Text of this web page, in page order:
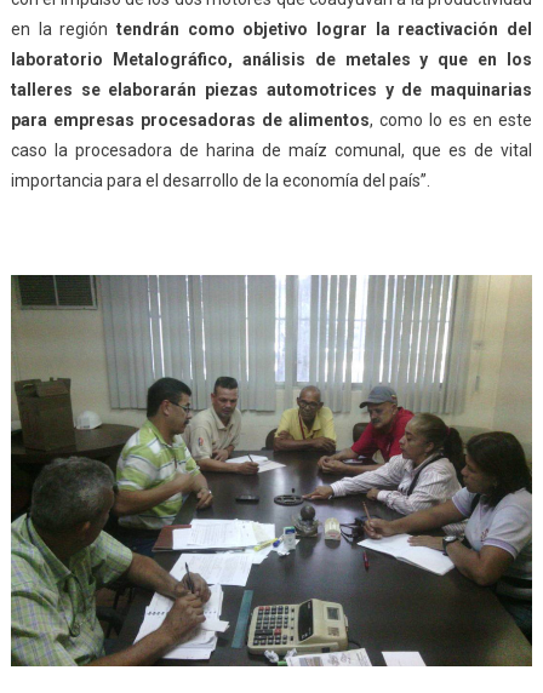
en la región tendrán como objetivo
lograr la reactivación del
laboratorio Metalográfico, análisis de metalesy que en los
talleres se elaborarán piezas automotrices y de maquinarias
para empresas procesadoras de alimentos, como lo es en este
caso la procesadora de harina de maíz comunal, que es de vital
importancia para el desarrollo de la economía del país”.